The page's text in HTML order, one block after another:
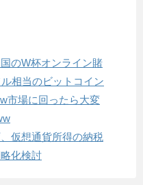
のW杯オンライン賭
相当のビットコイン
市場に回ったら大変
仮想通貨所得の納税
化検討